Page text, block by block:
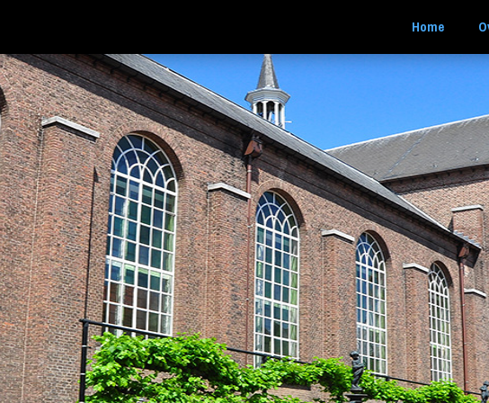
Home